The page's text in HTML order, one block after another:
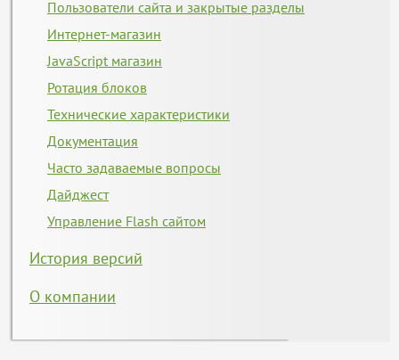
Пользователи сайта и закрытые разделы
Интернет-магазин
JavaScript магазин
Ротация блоков
Технические характеристики
Документация
Часто задаваемые вопросы
Дайджест
Управление Flash сайтом
История версий
О компании